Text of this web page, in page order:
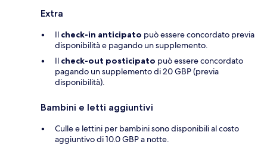
Extra
Il check-in anticipato può essere concordato previa
disponibilità e pagando un supplemento.
Il check-out posticipato può essere concordato
pagando un supplemento di 20 GBP (previa
disponibilità).
Bambini e letti aggiuntivi
Culle e lettini per bambini sono disponibili al costo
aggiuntivo di 10.0 GBP a notte.